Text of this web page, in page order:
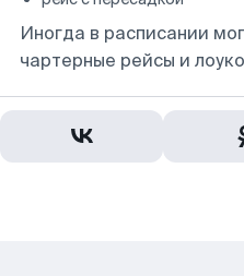
Иногда в расписании
чартерные рейсы и